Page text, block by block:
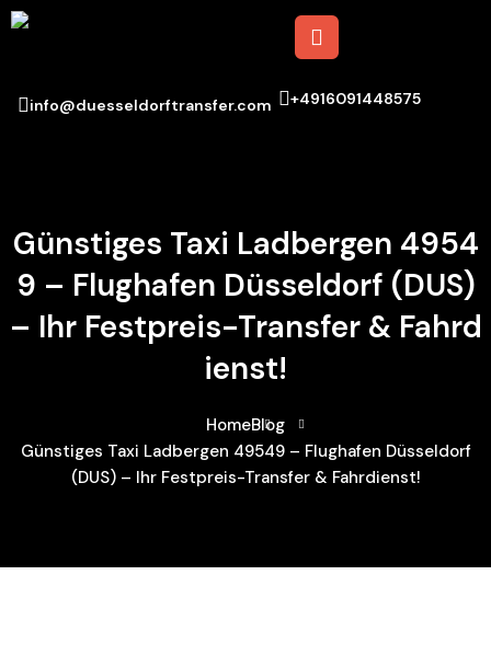
info@duesseldorftransfer.com +4916091448575
Günstiges Taxi Ladbergen 4954
9 – Flughafen Düsseldorf (DUS)
– Ihr Festpreis-Transfer & Fahrd
Ienst!
HomeBlog
Günstiges Taxi Ladbergen 49549 – Flughafen Düsseldorf
(DUS) – Ihr Festpreis-Transfer & Fahrdienst!